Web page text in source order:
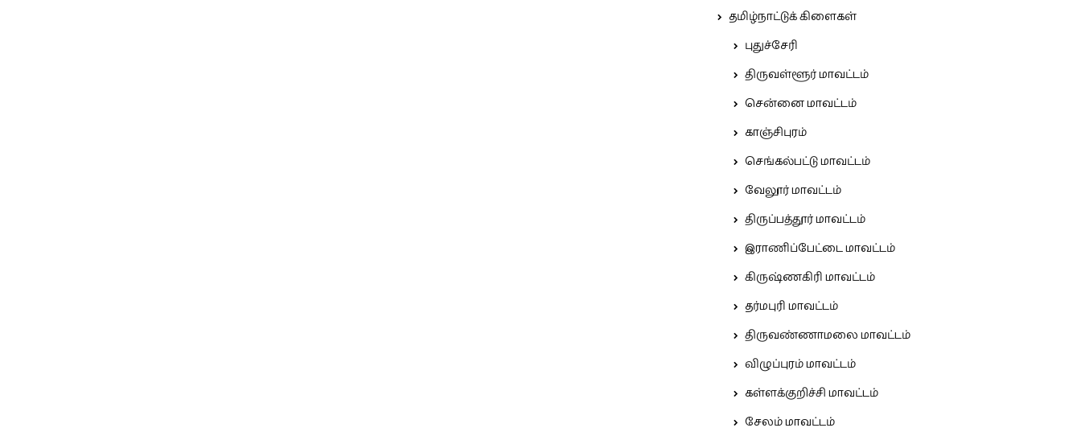
தமிழ்நாட்டுக் கிளைகள்
புதுச்சேரி
திருவள்ளூர் மாவட்டம்
சென்னை மாவட்டம்
காஞ்சிபுரம்
செங்கல்பட்டு மாவட்டம்
வேலூர் மாவட்டம்
திருப்பத்தூர் மாவட்டம்
இராணிப்பேட்டை மாவட்டம்
கிருஷ்ணகிரி மாவட்டம்
தர்மபுரி மாவட்டம்
திருவண்ணாமலை மாவட்டம்
விழுப்புரம் மாவட்டம்
கள்ளக்குறிச்சி மாவட்டம்
சேலம் மாவட்டம்